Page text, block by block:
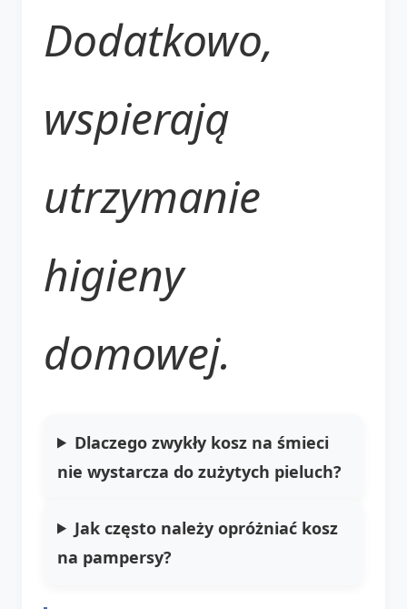
Dodatkowo,
wspierają
utrzymanie
higieny
domowej.
Dlaczego zwykły kosz na śmieci
nie wystarcza do zużytych pieluch?
Jak często należy opróżniać kosz
na pampersy?